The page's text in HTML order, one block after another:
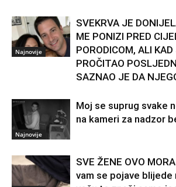
Najnovije
SVEKRVA JE
ME PONIZI PRED
PORODICOM, ALI
PROČITAO
SAZNAO JE DA
Najnovije
Moj se suprug svake
na kameri za nadzor
SVE ŽENE OVO
vam se pojave blijede